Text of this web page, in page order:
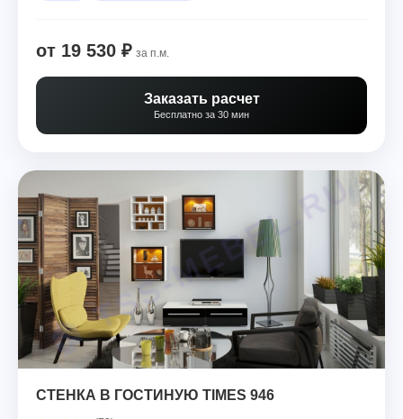
от 19 530 ₽ за п.м.
Заказать расчет
Бесплатно за 30 мин
СТЕНКА В ГОСТИНУЮ TIMES 946